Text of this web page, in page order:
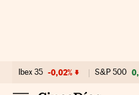
Ibex 35 -0,02% S&P 500